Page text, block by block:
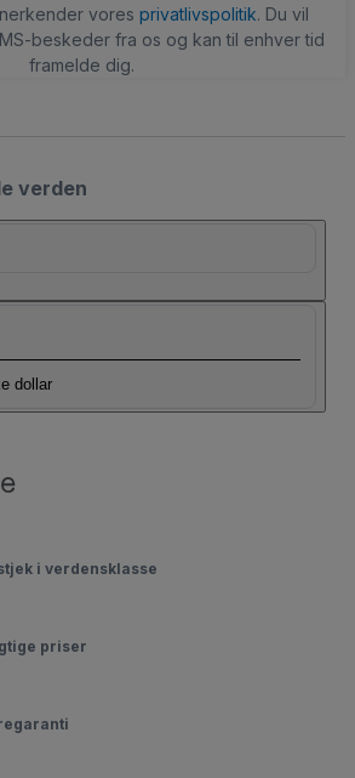
vores privatlivspolitik. Du vil
beskeder fra os og kan til enhver tid
framelde dig.
verden
dollar
i verdensklasse
priser